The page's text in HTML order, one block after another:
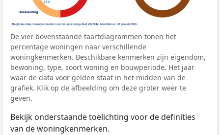
De vier bovenstaande taartdiagrammen tonen het
percentage woningen naar verschillende
woningkenmerken. Beschikbare kenmerken zijn eigendom,
bewoning, type, soort woning en bouwperiode. Het jaar
waar de data voor gelden staat in het midden van de
grafiek. Klik op de afbeelding om deze groter weer te
geven.
Bekijk onderstaande toelichting voor de definities
van de woningkenmerken.